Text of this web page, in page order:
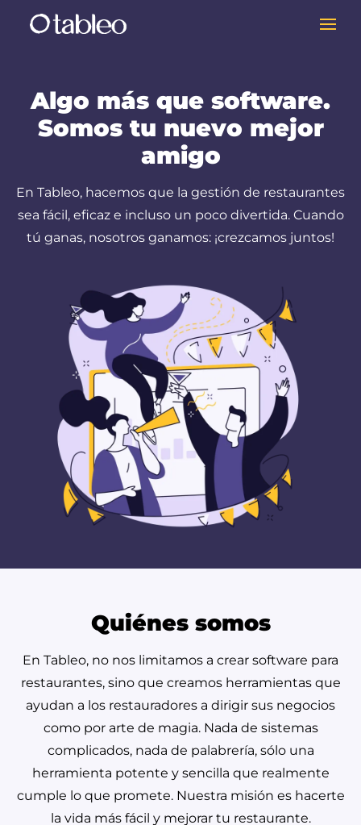
Algo más que software.
Somos tu nuevo mejor
amigo
En Tableo, hacemos que la gestión de restaurantes
sea fácil, eficaz e incluso un poco divertida. Cuando
tú ganas, nosotros ganamos: ¡crezcamos juntos!
Quiénes somos
En Tableo, no nos limitamos a crear software para
restaurantes, sino que creamos herramientas que
ayudan a los restauradores a dirigir sus negocios
como por arte de magia. Nada de sistemas
complicados, nada de palabrería, sólo una
herramienta potente y sencilla que realmente
cumple lo que promete. Nuestra misión es hacerte
la vida más fácil y mejorar tu restaurante.